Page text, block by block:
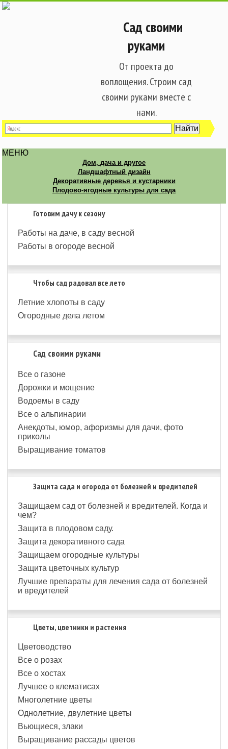
Сад своими
руками
От проекта до
воплощения. Строим сад
своими руками вместе с
нами.
МЕНЮ
Дом, дача и другое
Ландшафтный дизайн
Декоративные деревья и кустарники
Плодово-ягодные культуры для сада
Готовим дачу к сезону
Работы на даче, в саду весной
Работы в огороде весной
Чтобы сад радовал все лето
Летние хлопоты в саду
Огородные дела летом
Сад своими руками
Все о газоне
Дорожки и мощение
Водоемы в саду
Все о альпинарии
Анекдоты, юмор, афоризмы для дачи, фото
приколы
Выращивание томатов
Защита сада и огорода от болезней и вредителей
Защищаем сад от болезней и вредителей. Когда и
чем?
Защита в плодовом саду.
Защита декоративного сада
Защищаем огородные культуры
Защита цветочных культур
Лучшие препараты для лечения сада от болезней
и вредителей
Цветы, цветники и растения
Цветоводство
Все о розах
Все о хостах
Лучшее о клематисах
Многолетние цветы
Однолетние, двулетние цветы
Вьющиеся, злаки
Выращивание рассады цветов